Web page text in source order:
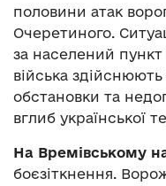
половини атак
Очеретиного.
за населений
війська здійснюють
обстановки та
вглиб української
На Времівському
боєзіткнення.